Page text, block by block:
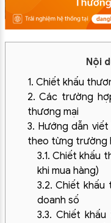
Nội
1. Chiết khấu
2. Các trường
thương mại
3. Hướng dẫn
theo từng trường
3.1. Chiết khấu
khi mua hàng)
3.2. Chiết
doanh số
3.3. Chiết